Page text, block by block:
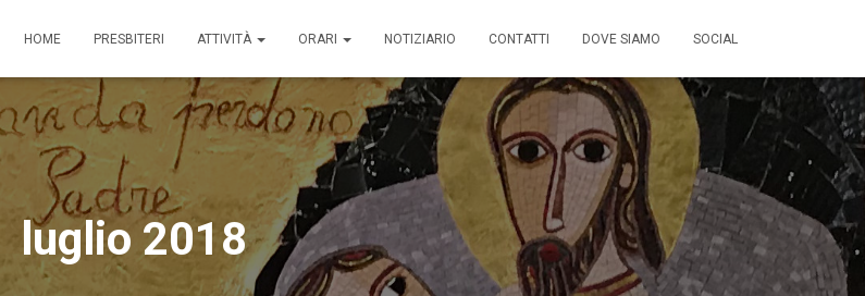
HOME PRESBITERI ATTIVITÀ ORARI NOTIZIARIO CONTATTI DOVE SIAMO SOCIAL
luglio 2018